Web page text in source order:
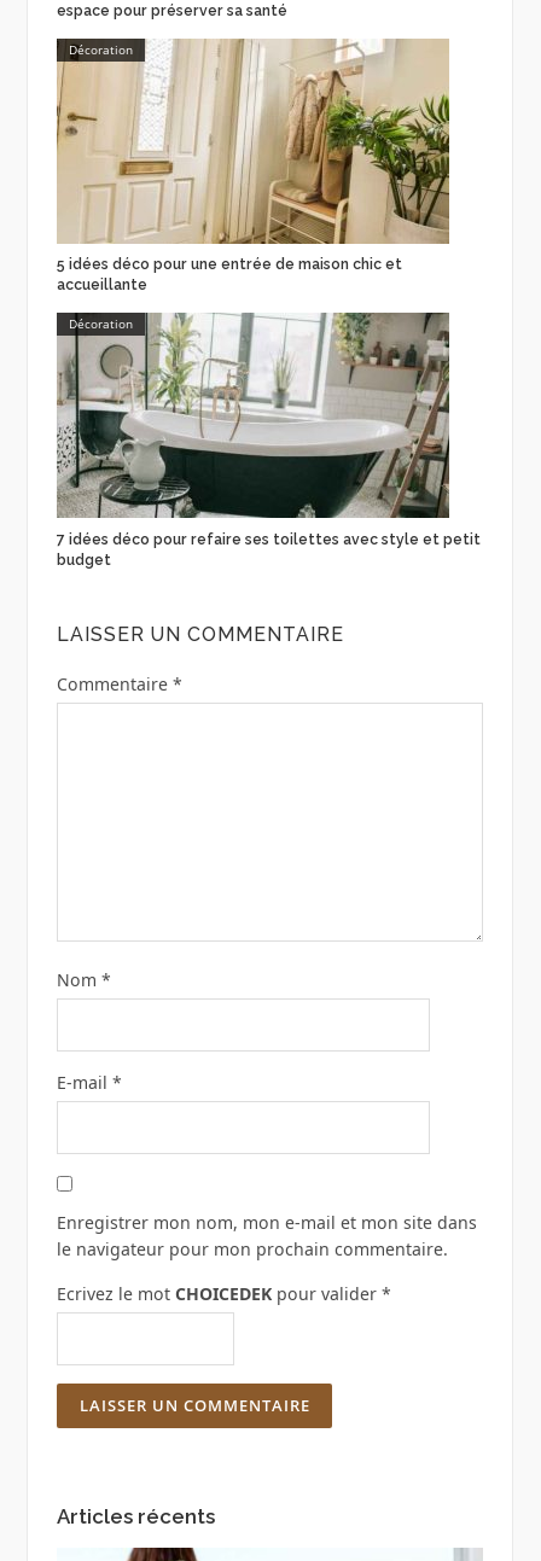
espace pour préserver sa santé
Décoration
5 idées déco pour une entrée de maison chic et
accueillante
Décoration
7 idées déco pour refaire ses toilettes avec style et petit
budget
LAISSER UN COMMENTAIRE
Commentaire *
Nom *
E-mail *
Enregistrer mon nom, mon e-mail et mon site dans
le navigateur pour mon prochain commentaire.
Ecrivez le mot CHOICEDEKpour valider *
Articles récents